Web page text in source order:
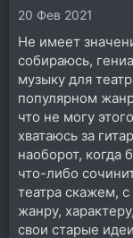
20 Фев 2021
Не имеет
собираюсь,
музыку для
популярном
что не могу
хватаюсь за
наоборот, когда
что-либо
театра скажем,
жанру,
свои старые